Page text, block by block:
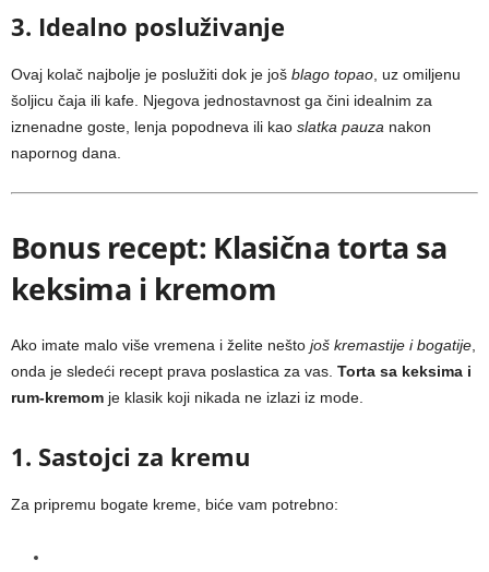
3. Idealno posluživanje
Ovaj kolač najbolje je poslužiti dok je još blago topao , uz omiljenu
šoljicu čaja ili kafe. Njegova jednostavnost ga čini idealnim za
iznenadne goste, lenja popodneva ili kao slatka pauza nakon
napornog dana.
Bonus recept: Klasična torta sa
keksima i kremom
Ako imate malo više vremena i želite nešto još kremastije i bogatije
onda je sledeći recept prava poslastica za vas. Torta sa keksima i
rum-kremom je klasik koji nikada ne izlazi iz mode.
1. Sastojci za kremu
Za pripremu bogate kreme, biće vam potrebno: